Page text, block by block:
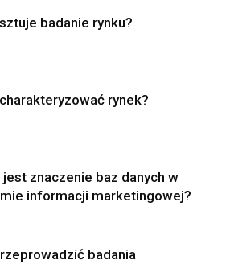
badanie rynku?
rynek?
znaczenie baz danych w
informacji marketingowej?
badania